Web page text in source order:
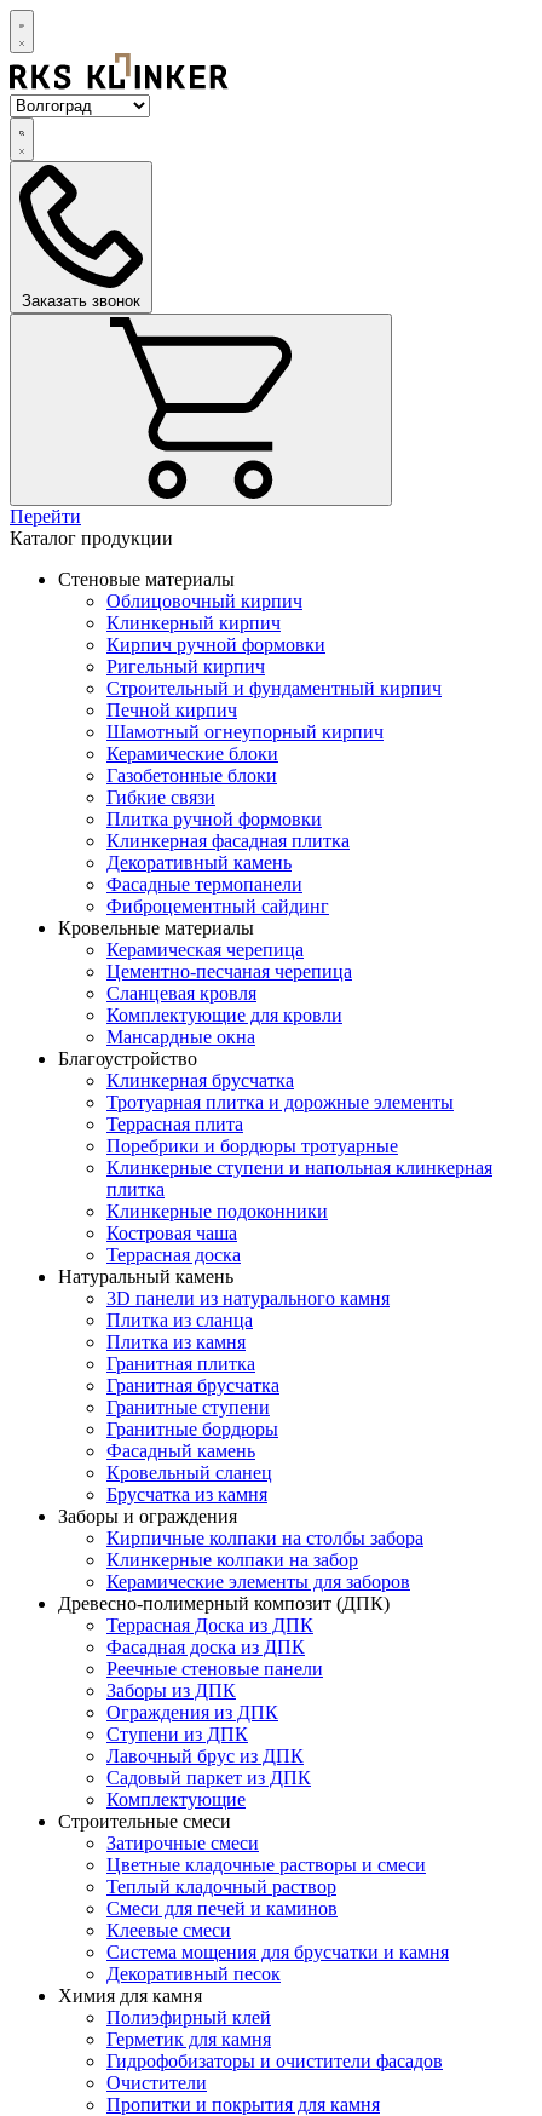
Заказать звонок
Перейти
Каталог продукции
Стеновые материалы
Облицовочный кирпич
Клинкерный кирпич
Кирпич ручной формовки
Ригельный кирпич
Строительный и фундаментный кирпич
Печной кирпич
Шамотный огнеупорный кирпич
Керамические блоки
Газобетонные блоки
Гибкие связи
Плитка ручной формовки
Клинкерная фасадная плитка
Декоративный камень
Фасадные термопанели
Фиброцементный сайдинг
Кровельные материалы
Керамическая черепица
Цементно-песчаная черепица
Сланцевая кровля
Комплектующие для кровли
Мансардные окна
Благоустройство
Клинкерная брусчатка
Тротуарная плитка и дорожные элементы
Террасная плита
Поребрики и бордюры тротуарные
Клинкерные ступени и напольная клинкерная
плитка
Клинкерные подоконники
Костровая чаша
Террасная доска
Натуральный камень
3D панели из натурального камня
Плитка из сланца
Плитка из камня
Гранитная плитка
Гранитная брусчатка
Гранитные ступени
Гранитные бордюры
Фасадный камень
Кровельный сланец
Брусчатка из камня
Заборы и ограждения
Кирпичные колпаки на столбы забора
Клинкерные колпаки на забор
Керамические элементы для заборов
Древесно-полимерный композит (ДПК)
Террасная Доска из ДПК
Фасадная доска из ДПК
Реечные стеновые панели
Заборы из ДПК
Ограждения из ДПК
Ступени из ДПК
Лавочный брус из ДПК
Садовый паркет из ДПК
Комплектующие
Строительные смеси
Затирочные смеси
Цветные кладочные растворы и смеси
Теплый кладочный раствор
Смеси для печей и каминов
Клеевые смеси
Система мощения для брусчатки и камня
Декоративный песок
Химия для камня
Полиэфирный клей
Герметик для камня
Гидрофобизаторы и очистители фасадов
Очистители
Пропитки и покрытия для камня